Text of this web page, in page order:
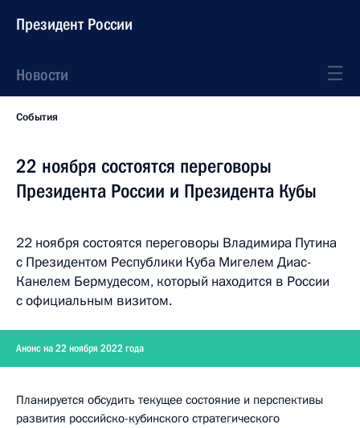
Президент России
Новости
События
22 ноября состоятся переговоры
Президента России и Президента Кубы
22 ноября состоятся переговоры Владимира Путина
с Президентом Республики Куба Мигелем Диас-
Канелем Бермудесом, который находится в России
с официальным визитом.
Анонс на 22 ноября 2022 года
Планируется обсудить текущее состояние и перспективы
развития российско-кубинского стратегического